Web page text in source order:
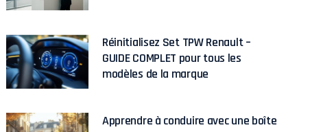
Réinitialisez Set TPW Renault –
GUIDE COMPLET pour tous les
modèles de la marque
Apprendre à conduire avec une boîte